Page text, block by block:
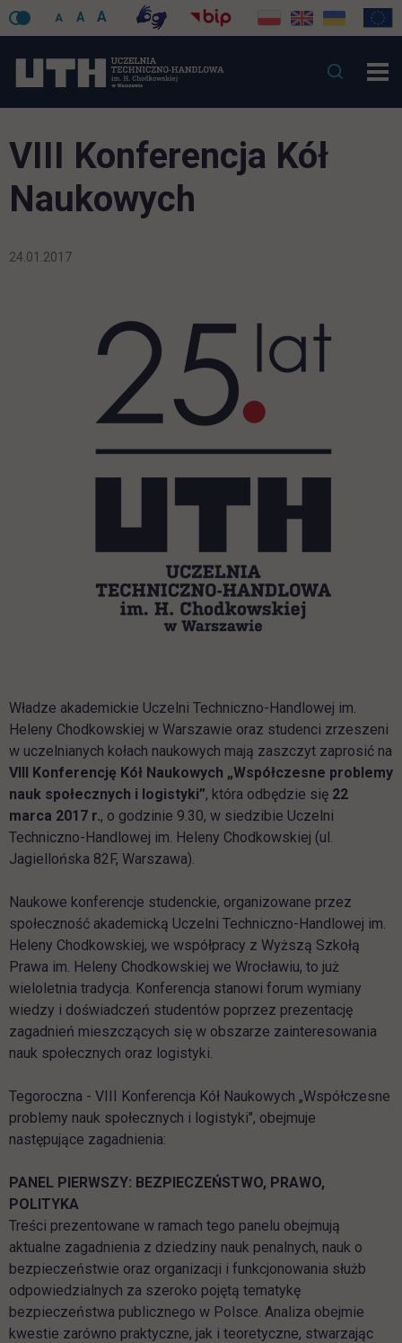
A A A
VIII Konferencja Kół
Naukowych
24.01.2017
Władze akademickie Uczelni Techniczno-Handlowej im.
Heleny Chodkowskiej w Warszawie oraz studenci zrzeszeni
w uczelnianych kołach naukowych mają zaszczyt zaprosić na
VIII Konferencję Kół Naukowych „Współczesne problemy
nauk społecznych i logistyki”, która odbędzie się 22
marca 2017 r., o godzinie 9.30, w siedzibie Uczelni
Techniczno-Handlowej im. Heleny Chodkowskiej (ul.
Jagiellońska 82F, Warszawa).
Naukowe konferencje studenckie, organizowane przez
społeczność akademicką Uczelni Techniczno-Handlowej im.
Heleny Chodkowskiej, we współpracy z Wyższą Szkołą
Prawa im. Heleny Chodkowskiej we Wrocławiu, to już
wieloletnia tradycja. Konferencja stanowi forum wymiany
wiedzy i doświadczeń studentów poprzez prezentację
zagadnień mieszczących się w obszarze zainteresowania
nauk społecznych oraz logistyki.
Tegoroczna - VIII Konferencja Kół Naukowych „Współczesne
problemy nauk społecznych i logistyki", obejmuje
następujące zagadnienia:
PANEL PIERWSZY: BEZPIECZEŃSTWO, PRAWO,
POLITYKA
Treści prezentowane w ramach tego panelu obejmują
aktualne zagadnienia z dziedziny nauk penalnych, nauk o
bezpieczeństwie oraz organizacji i funkcjonowania służb
odpowiedzialnych za szeroko pojętą tematykę
bezpieczeństwa publicznego w Polsce. Analiza obejmie
kwestie zarówno praktyczne, jak i teoretyczne, stwarzając